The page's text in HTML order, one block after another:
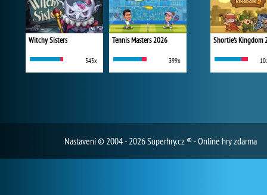
Witchy Sisters
343x
Tennis Masters 2026
399x
Shortie's Kingdom
Nastavení© 2004 - 2026 Superhry.cz ® - Online hry zdarma